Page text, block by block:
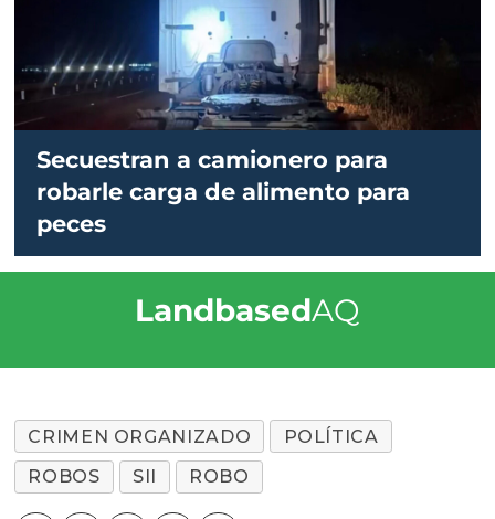
Secuestran a camionero para
robarle carga de alimento para
peces
LandbasedAQ
CRIMEN ORGANIZADO
POLÍTICA
ROBOS
SII ROBO